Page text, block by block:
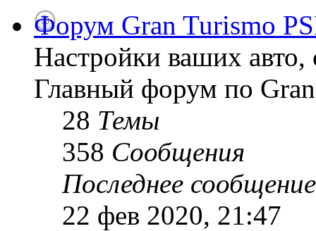
Форум Gran Turismo
Настройки ваших авто,
Главный форум по
28 Темы
358 Сообщения
Последнее сообщение
22 фев 2020, 21:47